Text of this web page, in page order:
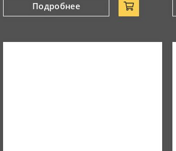
Подробнее